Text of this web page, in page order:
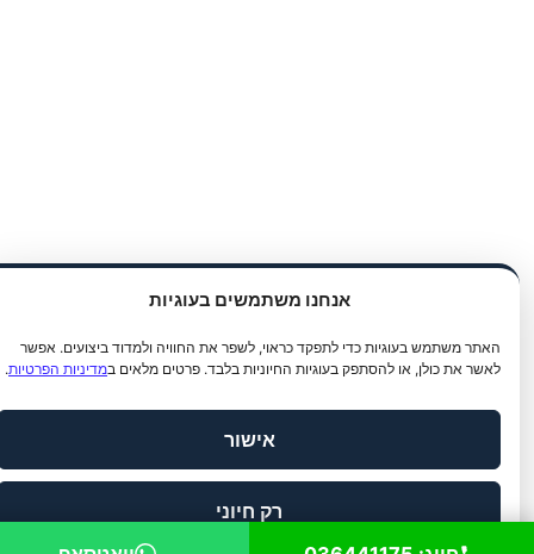
אנחנו משתמשים בעוגיות
משתמש בעוגיות כדי לתפקד כראוי, לשפר את החוויה ולמדוד ביצועים. אפשר
את כולן, או להסתפק בעוגיות החיוניות בלבד. פרטים מלאים במדיניות הפרטיות.
אישור
רק חיוני